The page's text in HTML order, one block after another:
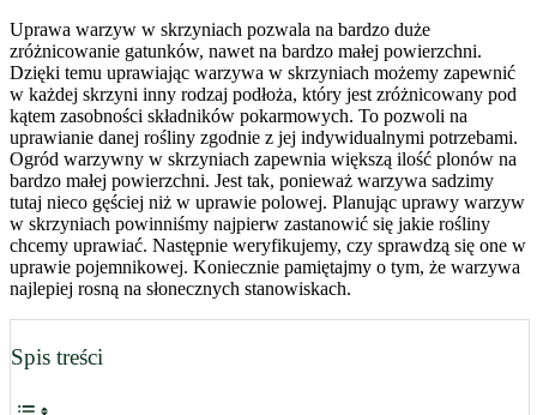
Uprawa warzyw w skrzyniach pozwala na bardzo duże
zróżnicowanie gatunków, nawet na bardzo małej powierzchni.
Dzięki temu uprawiając warzywa w skrzyniach możemy zapewnić
w każdej skrzyni inny rodzaj podłoża, który jest zróżnicowany pod
kątem zasobności składników pokarmowych. To pozwoli na
uprawianie danej rośliny zgodnie z jej indywidualnymi potrzebami.
Ogród warzywny w skrzyniach zapewnia większą ilość plonów na
bardzo małej powierzchni. Jest tak, ponieważ warzywa sadzimy
tutaj nieco gęściej niż w uprawie polowej. Planując uprawy warzyw
w skrzyniach powinniśmy najpierw zastanowić się jakie rośliny
chcemy uprawiać. Następnie weryfikujemy, czy sprawdzą się one w
uprawie pojemnikowej. Koniecznie pamiętajmy o tym, że warzywa
najlepiej rosną na słonecznych stanowiskach.
Spis treści